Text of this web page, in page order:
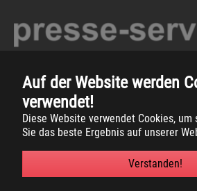
Auf der Website werden
verwendet!
Diese Website verwendet Cookies,
Sie das beste Ergebnis auf unserer
Verstanden!
Copyright 2026 -Gemeinde Südlohn